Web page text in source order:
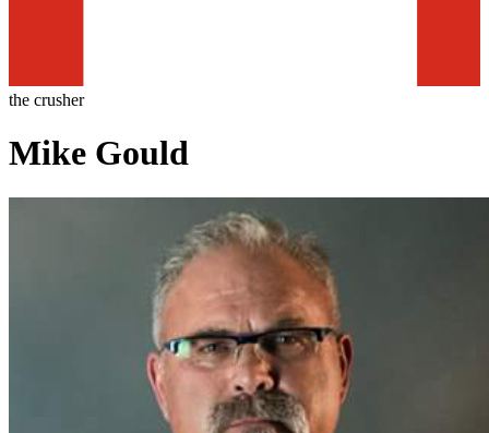
the crusher
Mike Gould